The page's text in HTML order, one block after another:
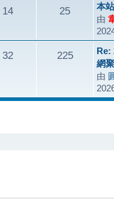
14 25
本
由
32 225
Re:
網
由